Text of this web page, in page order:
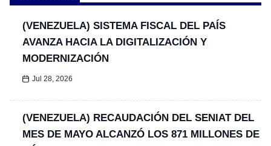
(VENEZUELA) SISTEMA FISCAL DEL PAÍS
AVANZA HACIA LA DIGITALIZACIÓN Y
MODERNIZACIÓN
Jul 28, 2026
(VENEZUELA) RECAUDACIÓN DEL SENIAT DEL
MES DE MAYO ALCANZÓ LOS 871 MILLONES DE